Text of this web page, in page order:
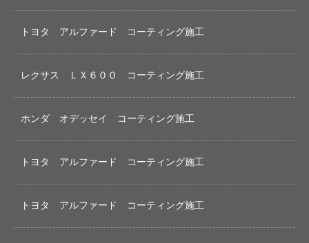
トヨタ アルファード コーティング施工
レクサス ＬＸ６００ コーティング施工
ホンダ オデッセイ コーティング施工
トヨタ アルファード コーティング施工
トヨタ アルファード コーティング施工